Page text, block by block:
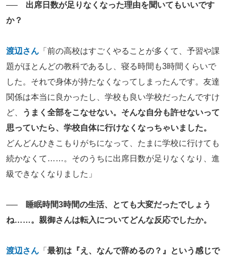
── 出席日数が足りなくなった理由を聞いてもいいです
か？
渡辺さん 「前の高校はすごくやることが多くて、予習や課
題がほとんどの教科であるし、寝る時間も3時間くらいで
した。それで身体が持たなくなってしまったんです。友達
関係は本当に良かったし、学校も良い学校だったんですけ
ど、
うまく全部をこなせない。そんな自分も許せないって
思っていたら、学校自体に行けなくなっちゃいました。
どんどんひきこもりがちになって、たまに学校に行けても
続かなくて……。そのうちに出席日数が足りなくなり、進
級できなくなりました」
── 睡眠時間3時間の生活、とても大変だったでしょう
ね……。親御さんは転入についてどんな反応でしたか。
渡辺さん 「 最初は『え、なんで辞めるの？』という感じで